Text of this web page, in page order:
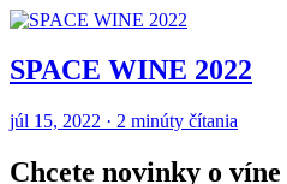
SPACE WINE 2022
júl 15, 2022 · 2 minúty čítania
Chcete novinky o